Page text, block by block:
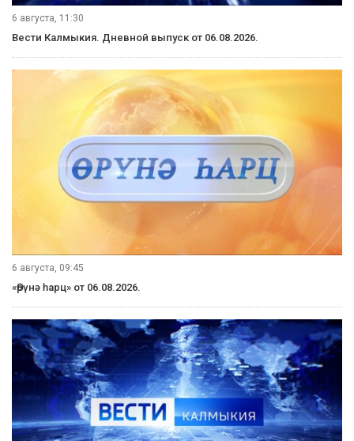
6 августа, 11:30
Вести Калмыкия. Дневной выпуск от 06.08.2026.
6 августа, 09:45
«Өрүнә һарц» от 06.08.2026.